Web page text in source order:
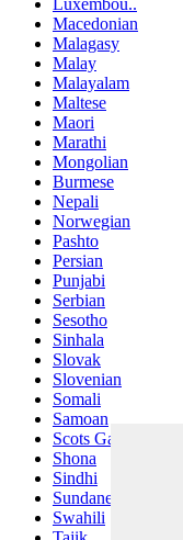
Luxembou..
Macedonian
Malagasy
Malay
Malayalam
Maltese
Maori
Marathi
Mongolian
Burmese
Nepali
Norwegian
Pashto
Persian
Punjabi
Serbian
Sesotho
Sinhala
Slovak
Slovenian
Somali
Samoan
Scots Gaelic
Shona
Sindhi
Sundanese
Swahili